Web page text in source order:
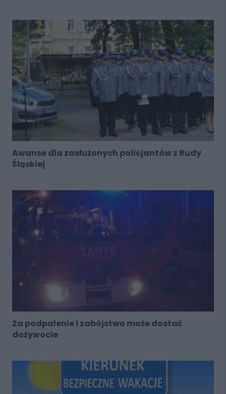
Awanse dla zasłużonych policjantów z Rudy
Śląskiej
Za podpalenie i zabójstwo może dostać
dożywocie